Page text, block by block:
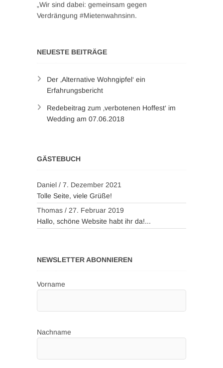
„Wir sind dabei: gemeinsam gegen
Verdrängung #Mietenwahnsinn.
NEUESTE BEITRÄGE
Der ‚Alternative Wohngipfel‘ ein
Erfahrungsbericht
Redebeitrag zum ‚verbotenen Hoffest‘ im
Wedding am 07.06.2018
GÄSTEBUCH
Daniel / 7. Dezember 2021
Tolle Seite, viele Grüße!
Thomas / 27. Februar 2019
Hallo, schöne Website habt ihr da!...
NEWSLETTER ABONNIEREN
Vorname
Nachname